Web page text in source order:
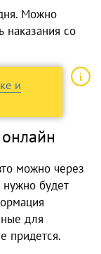
Можно
наказания со
и
можно через
будет
для
придется.